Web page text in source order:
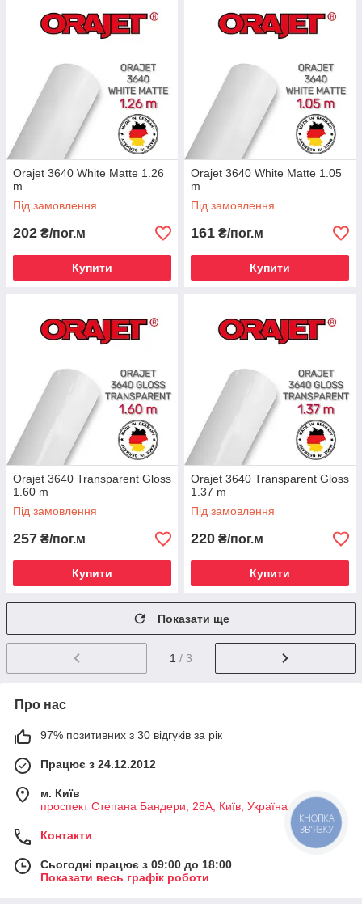
Orajet 3640 White Matte 1.26
m
Під замовлення
202 ₴/пог.м
Купити
Orajet 3640 White Matte 1.05
m
Під замовлення
161 ₴/пог.м
Купити
Orajet 3640 Transparent Gloss
1.60 m
Під замовлення
257 ₴/пог.м
Купити
Orajet 3640 Transparent Gloss
1.37 m
Під замовлення
220 ₴/пог.м
Купити
Показати ще
1 / 3
Про нас
97% позитивних з 30 відгуків за рік
Працює з 24.12.2012
м. Київ
проспект Степана Бандери, 28А, Київ, Україна
Контакти
Сьогодні працює з 09:00 до 18:00
Показати весь графік роботи
КНОПКА
ЗВ'ЯЗКУ